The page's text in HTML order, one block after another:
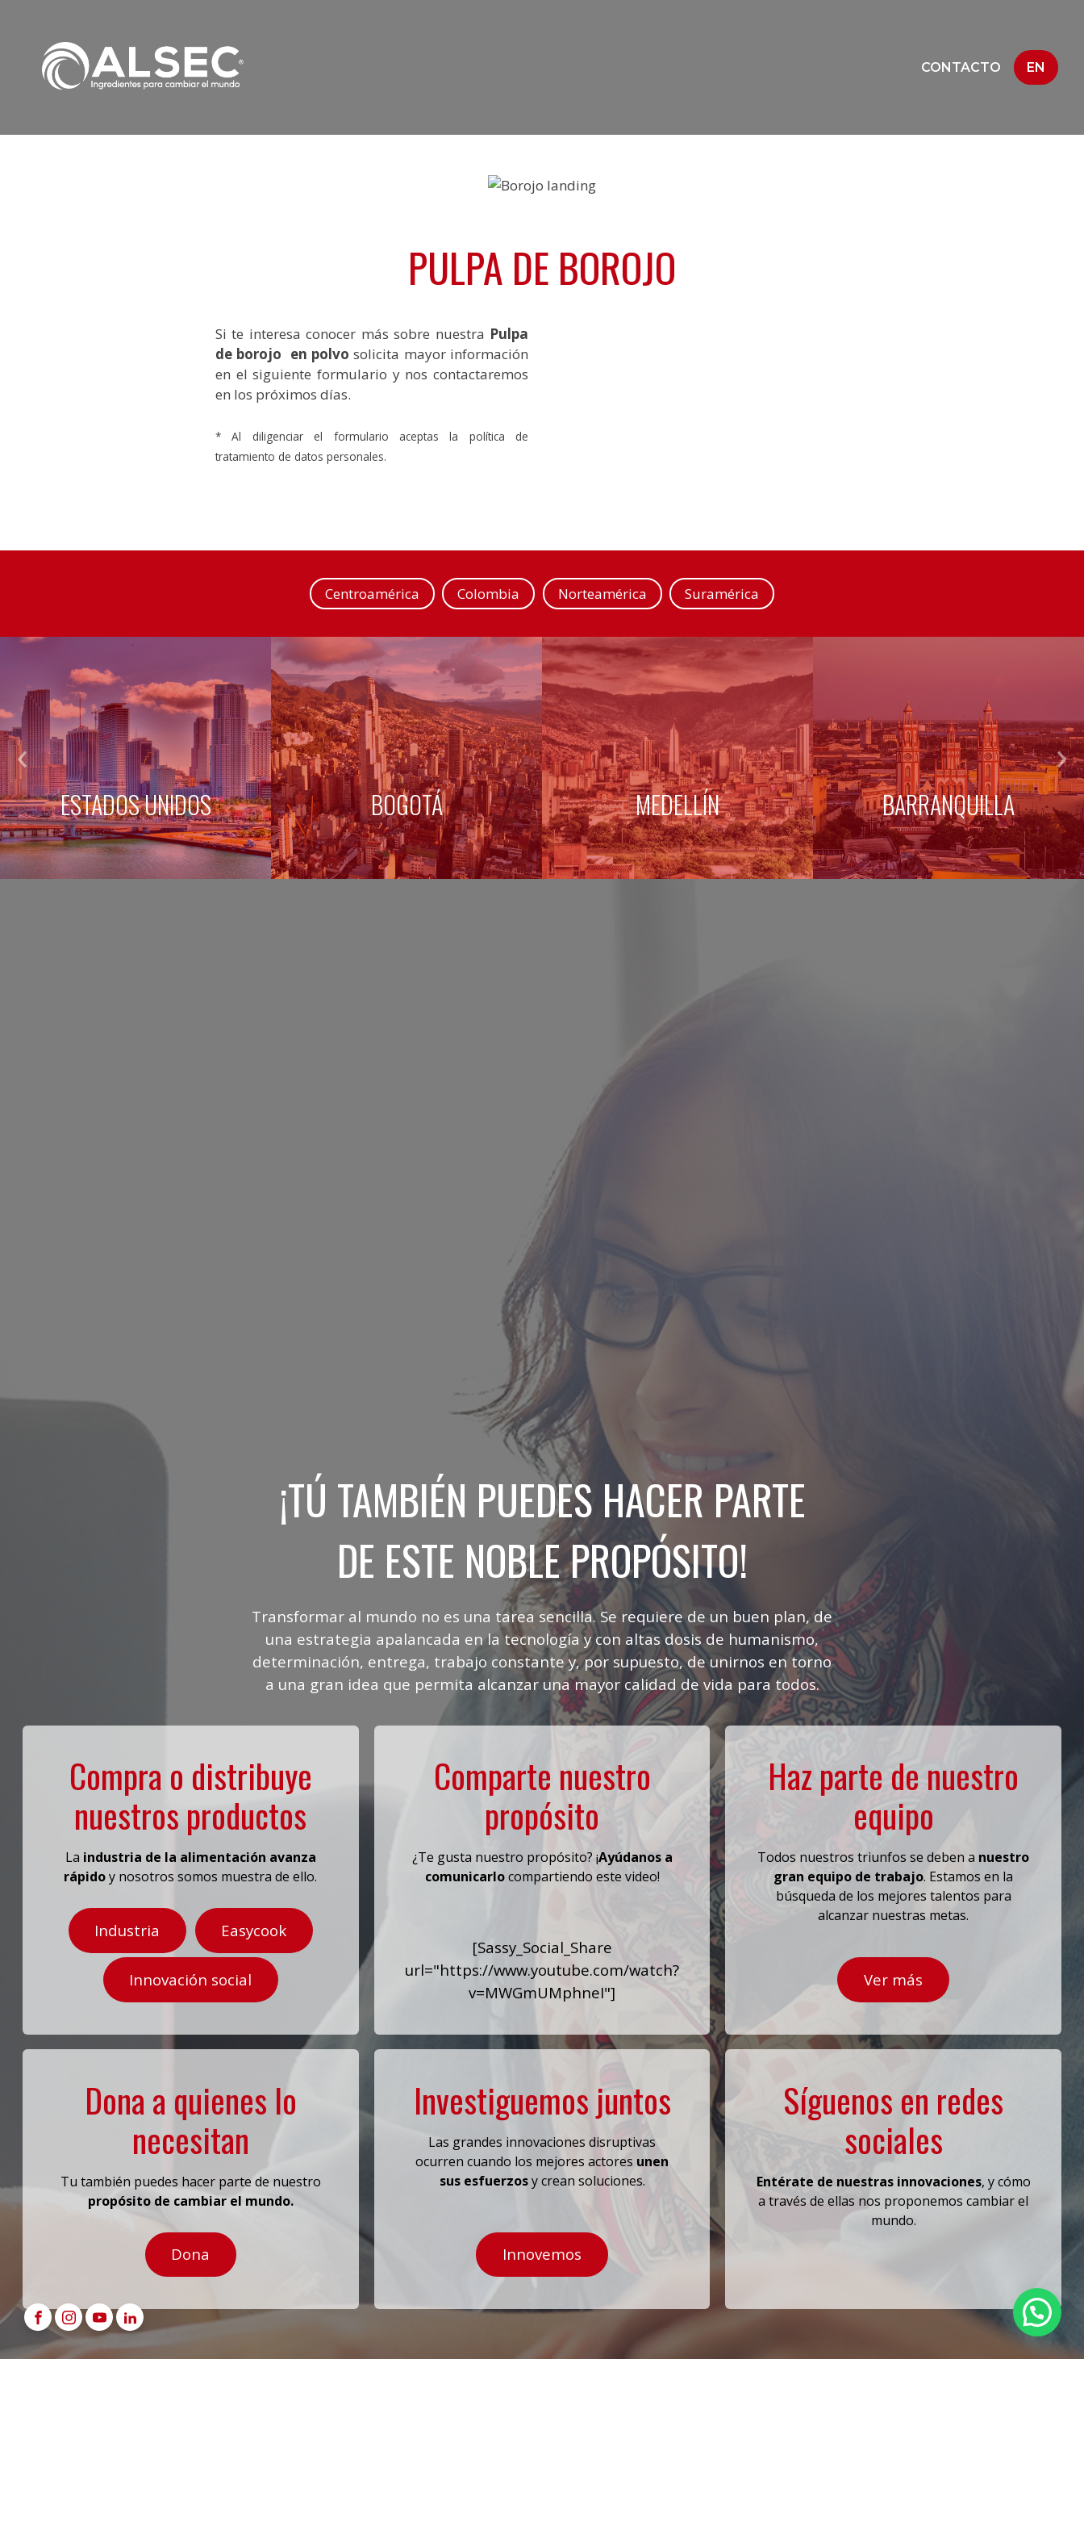
CONTACTO EN
PULPA DE BOROJO
Si te interesa conocer más sobre nuestra Pulpa
de borojo en polvosolicita mayor información
en el siguiente formulario y nos contactaremos
en los próximos días.
* Al diligenciar el formulario aceptas la política de
tratamiento de datos personales.
Centroamérica Colombia Norteamérica Suramérica
ESTADOS UNIDOS BOGOTÁ MEDELLÍN BARRANQUILLA
¡TÚ TAMBIÉN PUEDES HACER PARTE
DE ESTE NOBLE PROPÓSITO!
Transformar al mundo no es una tarea sencilla. Se requiere de un buen plan, de
una estrategia apalancada en la tecnología y con altas dosis de humanismo,
determinación, entrega, trabajo constante y, por supuesto, de unirnos en torno
a una gran idea que permita alcanzar una mayor calidad de vida para todos.
Compra o distribuye
nuestros productos
La industria de la alimentación avanza
rápidoy nosotros somos muestra de ello.
Industria Easycook
Innovación social
Comparte nuestro
propósito
¿Te gusta nuestro propósito? ¡Ayúdanos a
comunicarlocompartiendo este video!
[Sassy_Social_Share
url="https://www.youtube.com/watch?
v=MWGmUMphneI"]
Haz parte de nuestro
equipo
Todos nuestros triunfos se deben a nuestro
gran equipo de trabajo. Estamos en la
búsqueda de los mejores talentos para
alcanzar nuestras metas.
Ver más
Dona a quienes lo
necesitan
Tu también puedes hacer parte de nuestro
propósito de cambiar el mundo.
Dona
Investiguemos juntos
Las grandes innovaciones disruptivas
ocurren cuando los mejores actores unen
sus esfuerzosy crean soluciones.
Innovemos
Síguenos en redes
sociales
Entérate de nuestras innovaciones, y cómo
a través de ellas nos proponemos cambiar el
mundo.